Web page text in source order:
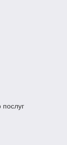
послуг